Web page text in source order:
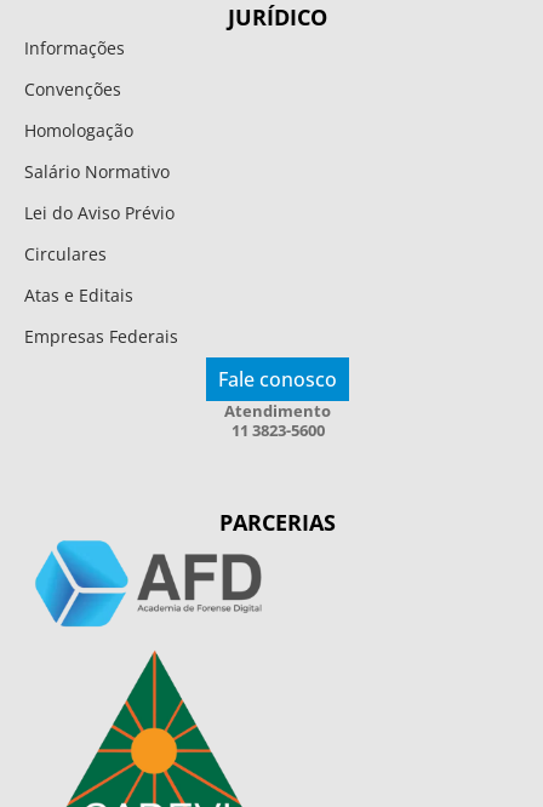
JURÍDICO
Informações
Convenções
Homologação
Salário Normativo
Lei do Aviso Prévio
Circulares
Atas e Editais
Empresas Federais
Fale conosco
Atendimento
11 3823-5600
PARCERIAS